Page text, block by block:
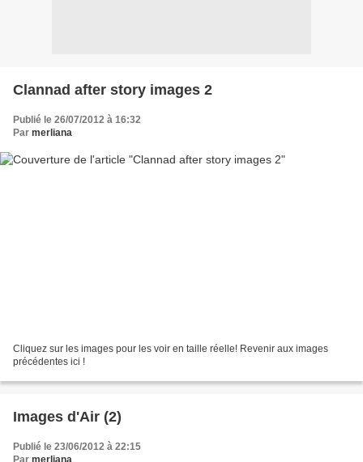
Clannad after story images 2
Publié le 26/07/2012 à 16:32
Par merliana
Cliquez sur les images pour les voir en taille réelle! Revenir aux images
précédentes ici !
Images d'Air (2)
Publié le 23/06/2012 à 22:15
Par merliana